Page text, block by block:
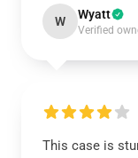
W Wyatt
Verified
This case is